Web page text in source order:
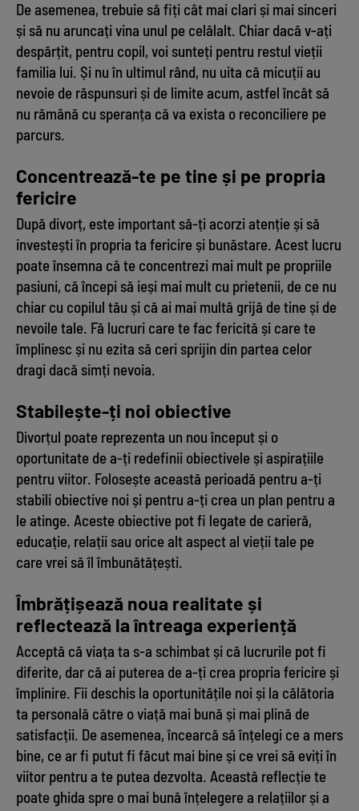
De asemenea, trebuie să fiți cât mai clari și mai sinceri
și să nu aruncați vina unul pe celălalt. Chiar dacă v-ați
despărțit, pentru copil, voi sunteți pentru restul vieții
familia lui. Și nu în ultimul rând, nu uita că micuții au
nevoie de răspunsuri și de limite acum, astfel încât să
nu rămână cu speranța că va exista o reconciliere pe
parcurs.
Concentrează-te pe tine și pe propria
fericire
După divorț, este important să-ți acorzi atenție și să
investești în propria ta fericire și bunăstare. Acest lucru
poate însemna că te concentrezi mai mult pe propriile
pasiuni, că începi să ieși mai mult cu prietenii, de ce nu
chiar cu copilul tău și că ai mai multă grijă de tine și de
nevoile tale. Fă lucruri care te fac fericită și care te
împlinesc și nu ezita să ceri sprijin din partea celor
dragi dacă simți nevoia.
Stabilește-ți noi obiective
Divorțul poate reprezenta un nou început și o
oportunitate de a-ți redefinii obiectivele și aspirațiile
pentru viitor. Folosește această perioadă pentru a-ți
stabili obiective noi și pentru a-ți crea un plan pentru a
le atinge. Aceste obiective pot fi legate de carieră,
educație, relații sau orice alt aspect al vieții tale pe
care vrei să îl îmbunătățești.
Îmbrățișează noua realitate și
reflectează la întreaga experiență
Acceptă că viața ta s-a schimbat și că lucrurile pot fi
diferite, dar că ai puterea de a-ți crea propria fericire și
împlinire. Fii deschis la oportunitățile noi și la călătoria
ta personală către o viață mai bună și mai plină de
satisfacții. De asemenea, încearcă să înțelegi ce a mers
bine, ce ar fi putut fi făcut mai bine și ce vrei să eviți în
viitor pentru a te putea dezvolta. Această reflecție te
poate ghida spre o mai bună înțelegere a relațiilor și a